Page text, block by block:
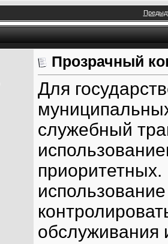
Прозрачный
Для
служебный
обслуживания